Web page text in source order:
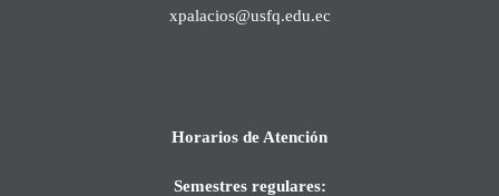
xpalacios@usfq.edu.ec
Horarios de Atención
Semestres regulares: